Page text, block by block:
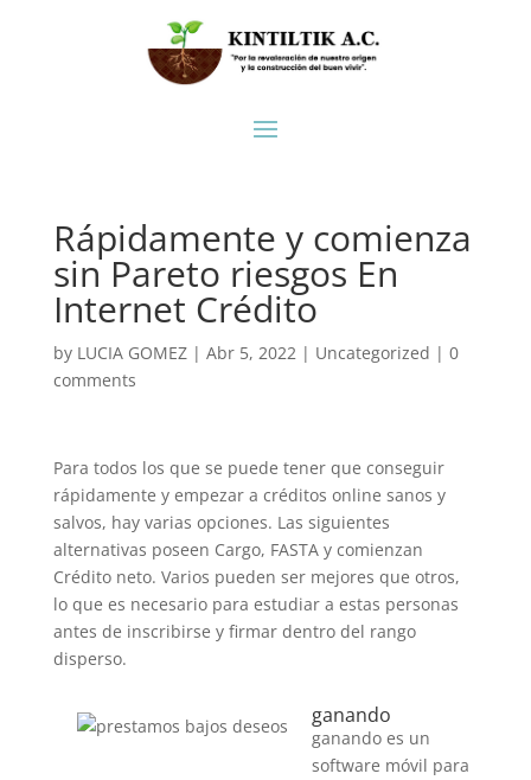
Rápidamente y comienza
sin Pareto riesgos En
Internet Crédito
by LUCIA GOMEZ| Abr 5, 2022| Uncategorized | 0
comments
Para todos los que se puede tener que conseguir
rápidamente y empezar a créditos online sanos y
salvos, hay varias opciones. Las siguientes
alternativas poseen Cargo, FASTA y comienzan
Crédito neto. Varios pueden ser mejores que otros,
lo que es necesario para estudiar a estas personas
antes de inscribirse y firmar dentro del rango
disperso.
ganando
ganando es un
software móvil para